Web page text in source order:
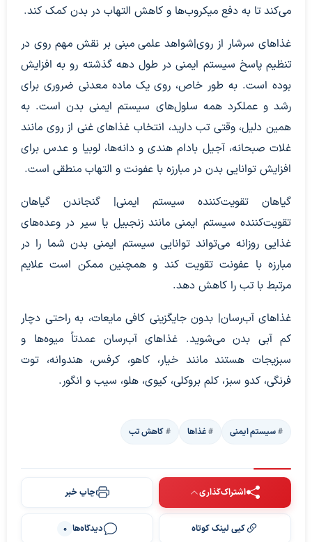
می‌کند تا به دفع میکروب‌ها و کاهش التهاب در بدن کمک کند.
غذاهای سرشار از روی|شواهد علمی مبنی بر نقش مهم روی در
تنظیم پاسخ سیستم ایمنی در طول دهه گذشته رو به افزایش
بوده است. به طور خاص، روی یک ماده معدنی ضروری برای
رشد و عملکرد همه سلول‌های سیستم ایمنی بدن است. به
همین دلیل، وقتی تب دارید، انتخاب غذاهای غنی از روی مانند
غلات صبحانه، آجیل بادام هندی و دانه‌ها، لوبیا و عدس برای
افزایش توانایی بدن در مبارزه با عفونت و التهاب منطقی است.
گیاهان تقویت‌کننده سیستم ایمنی| گنجاندن گیاهان
تقویت‌کننده سیستم ایمنی مانند زنجبیل یا سیر در وعده‌های
غذایی روزانه می‌تواند توانایی سیستم ایمنی بدن شما را در
مبارزه با عفونت تقویت کند و همچنین ممکن است علایم
مرتبط با تب را کاهش دهد.
غذاهای آب‌رسان| بدون جایگزینی کافی مایعات، به راحتی دچار
کم آبی بدن می‌شوید. غذاهای آب‌رسان عمدتاً میوه‌ها و
سبزیجات هستند مانند خیار، کاهو، کرفس، هندوانه، توت
فرنگی، کدو سبز، کلم بروکلی، کیوی، هلو، سیب و انگور.
سیستم ایمنی غذاها کاهش تب
اشتراک‌گذاری چاپ خبر
کپی لینک کوتاه دیدگاه‌ها 0